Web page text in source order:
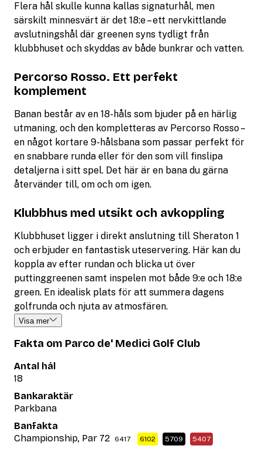
Flera hål skulle kunna kallas signaturhål, men
särskilt minnesvärt är det 18:e – ett nervkittlande
avslutningshål där greenen syns tydligt från
klubbhuset och skyddas av både bunkrar och vatten.
Percorso Rosso. Ett perfekt
komplement
Banan består av en 18-håls som bjuder på en härlig
utmaning, och den kompletteras av Percorso Rosso –
en något kortare 9-hålsbana som passar perfekt för
en snabbare runda eller för den som vill finslipa
detaljerna i sitt spel. Det här är en bana du gärna
återvänder till, om och om igen.
Klubbhus med utsikt och avkoppling
Klubbhuset ligger i direkt anslutning till Sheraton 1
och erbjuder en fantastisk uteservering. Här kan du
koppla av efter rundan och blicka ut över
puttinggreenen samt inspelen mot både 9:e och 18:e
green. En idealisk plats för att summera dagens
golfrunda och njuta av atmosfären.
Visa mer
Fakta om Parco de' Medici Golf Club
Antal hål
18
Bankaraktär
Parkbana
Banfakta
Championship, Par 72 6417 6102 5709 5407